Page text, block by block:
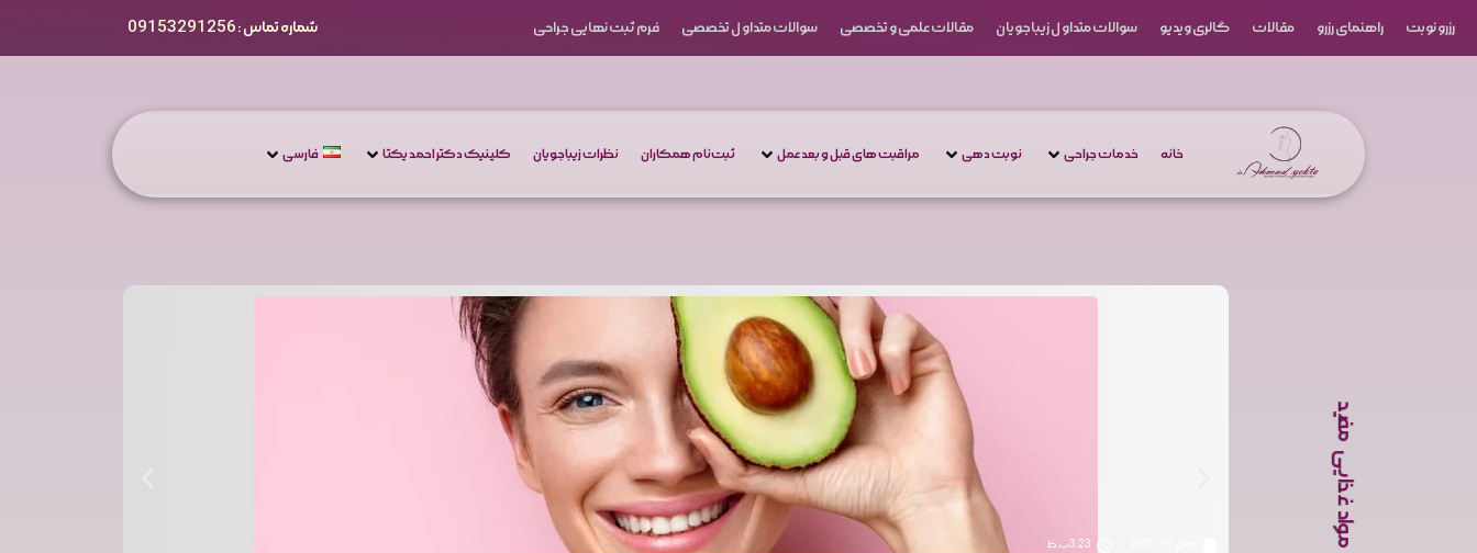
رزرو نوبت راهنمای رزرو مقالات گالری ویدیو سوالات متداول زیباجویان مقالات علمی و تخصصی سوالات متداول تخصصی فرم ثبت نهایی جراحی شماره تماس : 09153291256
خانه خدمات جراحی نوبت دهی مراقبت های قبل و بعد عمل ثبت‌نام همکاران نظرات زیباجویان کلینیک دکتر احمد یکتا فارسی
مواد غذایی مفید 3:23 ب.ظ